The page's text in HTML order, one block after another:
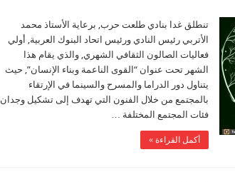
تنطلق غدا بنادي طلعت حرب, برعاية الأستاذ محمد
الأتربي رئيس النادي ورئيس اتحاد البنوك العربية, أولي
فعاليات الصالون الثقافي الشهري, والذي يقام هذا
الشهر تحت عنوان “القوى الناعمة وبناء الإنسان”, حيث
يتناول دور الدراما والمسرح والسينما في الإرتقاء
بالمجتمع من خلال الفنون التي تهدف إلى تشكيل وجدان
فئات المجتمع المختلفة …
أكمل القراءة »